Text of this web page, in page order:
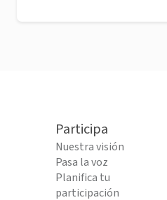
Participa
Nuestra visión
Pasa la voz
Planifica tu
participación